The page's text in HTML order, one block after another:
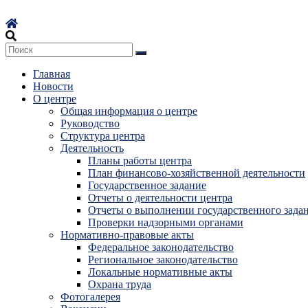
к
содержимому
Главная
Новости
О центре
Общая информация о центре
Руководство
Структура центра
Деятельность
Планы работы центра
План финансово-хозяйственной деятельности
Государственное задание
Отчеты о деятельности центра
Отчеты о выполнении государственного
Проверки надзорными органами
Нормативно-правовые акты
Федеральное законодательство
Региональное законодательство
Локальные нормативные акты
Охрана труда
Фотогалерея